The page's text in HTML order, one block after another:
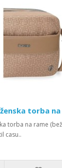
ženska torba
torba na rame
casu..